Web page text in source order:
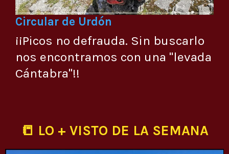
Circular de Urdón
¡¡Picos no defrauda. Sin buscarlo
nos encontramos con una "levada
Cántabra"!!
📒 LO + VISTO DE LA SEMANA